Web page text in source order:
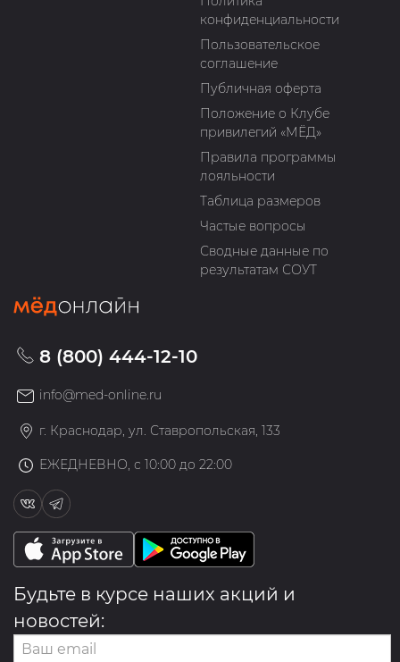
конфиденциальности
Пользовательское
соглашение
Публичная оферта
Положение о Клубе
привилегий «МЁД»
Правила программы
лояльности
Таблица размеров
Частые вопросы
Сводные данные по
результатам СОУТ
8 (800) 444-12-10
info@med-online.ru
г. Краснодар, ул. Ставропольская, 133
ЕЖЕДНЕВНО, с 10:00 до 22:00
Будьте в курсе наших акций и
новостей: